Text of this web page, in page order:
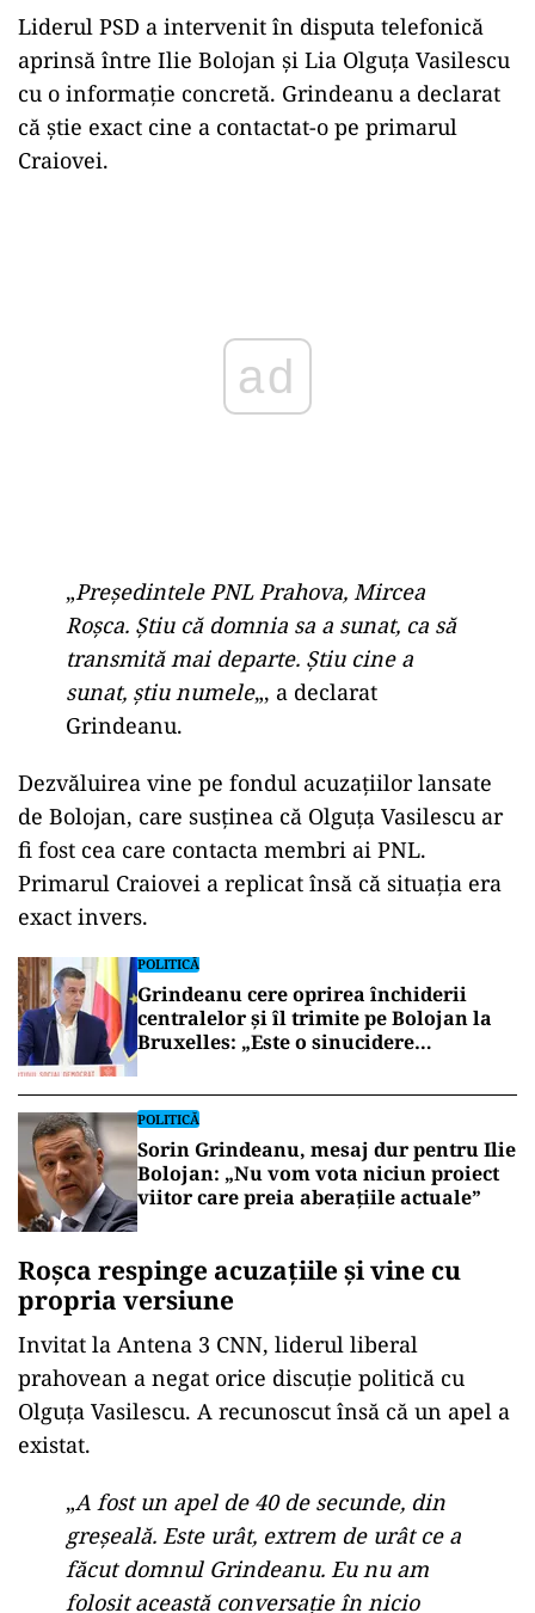
Liderul PSD a intervenit în disputa telefonică
aprinsă între Ilie Bolojan și Lia Olguța Vasilescu
cu o informație concretă. Grindeanu a declarat
că știe exact cine a contactat-o pe primarul
Craiovei.
„Președintele PNL Prahova, Mircea
Roșca. Știu că domnia sa a sunat, ca să
transmită mai departe. Știu cine a
sunat, știu numele„, a declarat
Grindeanu.
Dezvăluirea vine pe fondul acuzațiilor lansate
de Bolojan, care susținea că Olguța Vasilescu ar
fi fost cea care contacta membri ai PNL.
Primarul Craiovei a replicat însă că situația era
exact invers.
POLITICĂ
Grindeanu cere oprirea închiderii
centralelor și îl trimite pe Bolojan la
Bruxelles: „Este o sinucidere
POLITICĂ
Sorin Grindeanu, mesaj dur pentru Ilie
Bolojan: „Nu vom vota niciun proiect
viitor care preia aberațiile actuale”
Roșca respinge acuzațiile și vine cu
propria versiune
Invitat la Antena 3 CNN, liderul liberal
prahovean a negat orice discuție politică cu
Olguța Vasilescu. A recunoscut însă că un apel a
existat.
„A fost un apel de 40 de secunde, din
greșeală. Este urât, extrem de urât ce a
făcut domnul Grindeanu. Eu nu am
folosit această conversație în nicio